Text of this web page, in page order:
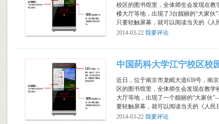
校区的图书馆里，全体师生会发现在教
楼大厅等地，出现了3台靓丽的“大家
只要轻触屏幕，就可以阅读当天的《人
2014-03-22 我要评论
中国药科大学江宁校区校
近日，位于南京市龙眠大道639号，南
区的图书馆里，全体师生会发现在教
大厅等地，出现了一个靓丽的“大家伙
要轻触屏幕，就可以阅读当天的《人民
2014-03-22 我要评论